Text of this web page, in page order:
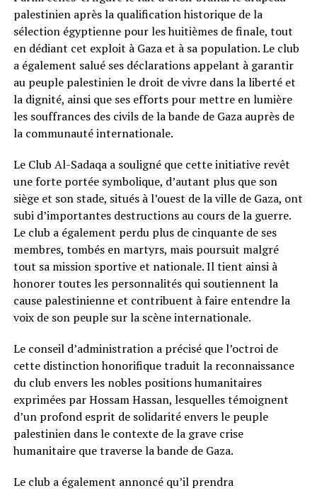
palestinien après la qualification historique de la
sélection égyptienne pour les huitièmes de finale, tout
en dédiant cet exploit à Gaza et à sa population. Le club
a également salué ses déclarations appelant à garantir
au peuple palestinien le droit de vivre dans la liberté et
la dignité, ainsi que ses efforts pour mettre en lumière
les souffrances des civils de la bande de Gaza auprès de
la communauté internationale.
Le Club Al-Sadaqa a souligné que cette initiative revêt
une forte portée symbolique, d’autant plus que son
siège et son stade, situés à l’ouest de la ville de Gaza, ont
subi d’importantes destructions au cours de la guerre.
Le club a également perdu plus de cinquante de ses
membres, tombés en martyrs, mais poursuit malgré
tout sa mission sportive et nationale. Il tient ainsi à
honorer toutes les personnalités qui soutiennent la
cause palestinienne et contribuent à faire entendre la
voix de son peuple sur la scène internationale.
Le conseil d’administration a précisé que l’octroi de
cette distinction honorifique traduit la reconnaissance
du club envers les nobles positions humanitaires
exprimées par Hossam Hassan, lesquelles témoignent
d’un profond esprit de solidarité envers le peuple
palestinien dans le contexte de la grave crise
humanitaire que traverse la bande de Gaza.
Le club a également annoncé qu’il prendra